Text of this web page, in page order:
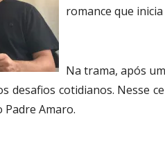
romance que
Na trama, após
desafios cotidianos. Nesse
Padre Amaro.